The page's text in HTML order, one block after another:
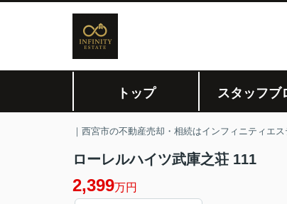
トップ スタッフブ
｜西宮市の不動産売却・相続はインフィニティエス
ローレルハイツ武庫之荘 111
2,399万円